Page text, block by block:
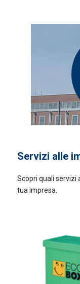
Servizi alle
Scopri quali servizi
tua impresa.